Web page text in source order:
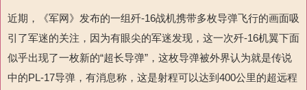
近期，《军网》发布的一组歼-16战机携带多枚导弹飞行的画面吸
引了军迷的关注，因为有眼尖的军迷发现，这一次歼-16机翼下面
似乎出现了一枚新的“超长导弹”，这枚导弹被外界认为就是传说
中的PL-17导弹，有消息称，这是射程可以达到400公里的超远程